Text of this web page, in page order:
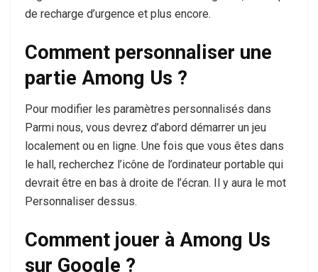
de recharge d’urgence et plus encore.
Comment personnaliser une
partie Among Us ?
Pour modifier les paramètres personnalisés dans
Parmi nous, vous devrez d’abord démarrer un jeu
localement ou en ligne. Une fois que vous êtes dans
le hall, recherchez l’icône de l’ordinateur portable qui
devrait être en bas à droite de l’écran. Il y aura le mot
Personnaliser dessus.
Comment jouer à Among Us
sur Google ?